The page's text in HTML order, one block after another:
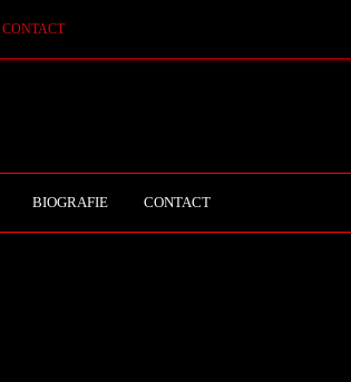
CONTACT
BIOGRAFIE CONTACT